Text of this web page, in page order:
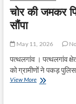
चोर की जमकर
सौंपा
May 11, 2026
पत्थलगांव । पत्थलगांव
को ग्रामीणों ने पकड़
View Moreचोर